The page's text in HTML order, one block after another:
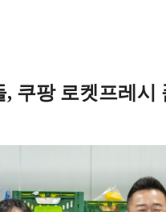
쿠팡 로켓프레시